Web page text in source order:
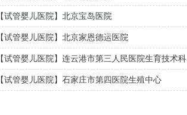
【试管婴儿医院】北京宝岛医院
【试管婴儿医院】北京家恩德运医院
【试管婴儿医院】连云港市第三人民医院生育技术科
【试管婴儿医院】石家庄市第四医院生殖中心